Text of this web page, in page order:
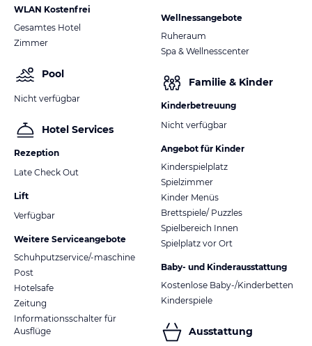
WLAN Kostenfrei
Gesamtes Hotel
Zimmer
Pool
Nicht verfügbar
Hotel Services
Rezeption
Late Check Out
Lift
Verfügbar
Weitere Serviceangebote
Schuhputzservice/-maschine
Post
Hotelsafe
Zeitung
Informationsschalter für
Ausflüge
Wellnessangebote
Ruheraum
Spa & Wellnesscenter
Familie & Kinder
Kinderbetreuung
Nicht verfügbar
Angebot für Kinder
Kinderspielplatz
Spielzimmer
Kinder Menüs
Brettspiele/ Puzzles
Spielbereich Innen
Spielplatz vor Ort
Baby- und Kinderausstattung
Kostenlose Baby-/Kinderbetten
Kinderspiele
Ausstattung